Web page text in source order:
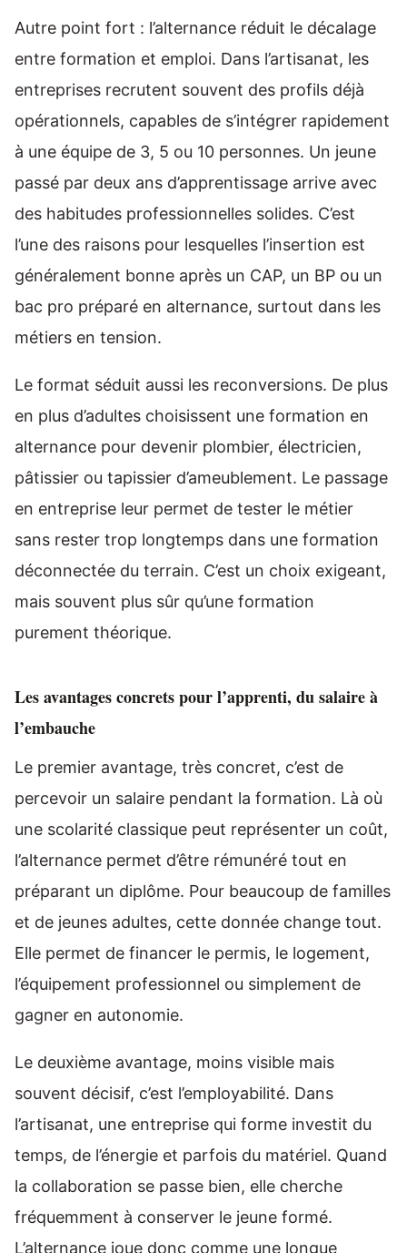
Autre point fort : l’alternance réduit le décalage
entre formation et emploi. Dans l’artisanat, les
entreprises recrutent souvent des profils déjà
opérationnels, capables de s’intégrer rapidement
à une équipe de 3, 5 ou 10 personnes. Un jeune
passé par deux ans d’apprentissage arrive avec
des habitudes professionnelles solides. C’est
l’une des raisons pour lesquelles l’insertion est
généralement bonne après un CAP, un BP ou un
bac pro préparé en alternance, surtout dans les
métiers en tension.
Le format séduit aussi les reconversions. De plus
en plus d’adultes choisissent une formation en
alternance pour devenir plombier, électricien,
pâtissier ou tapissier d’ameublement. Le passage
en entreprise leur permet de tester le métier
sans rester trop longtemps dans une formation
déconnectée du terrain. C’est un choix exigeant,
mais souvent plus sûr qu’une formation
purement théorique.
Les avantages concrets pour l’apprenti, du salaire à
l’embauche
Le premier avantage, très concret, c’est de
percevoir un salaire pendant la formation. Là où
une scolarité classique peut représenter un coût,
l’alternance permet d’être rémunéré tout en
préparant un diplôme. Pour beaucoup de familles
et de jeunes adultes, cette donnée change tout.
Elle permet de financer le permis, le logement,
l’équipement professionnel ou simplement de
gagner en autonomie.
Le deuxième avantage, moins visible mais
souvent décisif, c’est l’employabilité. Dans
l’artisanat, une entreprise qui forme investit du
temps, de l’énergie et parfois du matériel. Quand
la collaboration se passe bien, elle cherche
fréquemment à conserver le jeune formé.
L’alternance joue donc comme une longue